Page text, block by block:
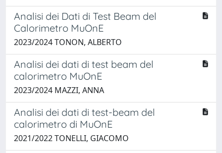
Analisi dei Dati di Test Beam del
Calorimetro MuOnE
2023/2024 TONON, ALBERTO
Analisi dei dati di test beam del
calorimetro MuOnE
2023/2024 MAZZI, ANNA
Analisi dei dati di test-beam del
calorimetro di MuOnE
2021/2022 TONELLI, GIACOMO